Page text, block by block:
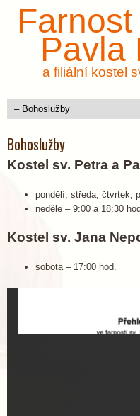
Pavla
a filiální kostel
Bohoslužby
Kostel sv. Petra a
pondělí, středa, čtvrtek,
neděle – 9:00 a 18:30
Kostel sv. Jana
sobota – 17:00 hod.